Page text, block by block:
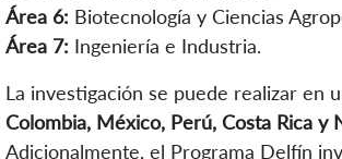
Área 6: Biotecnología y Ciencias
Área 7: Ingeniería e Industria.
La investigación se puede realizar en
Colombia, México, Perú, Costa Rica y
Adicionalmente, el Programa Delfín